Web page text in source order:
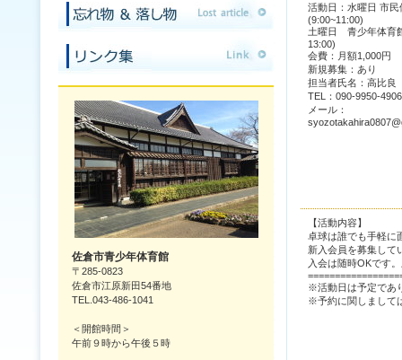
活動日：水曜日 市民
(9:00~11:00)
土曜日 青少年体
13:00)
会費：月額1,000円
新規募集：あり
担当者氏名：高比良
TEL：090-9950-4906
メール：
【活動内容】
卓球は誰でも手軽に
新入会員を募集して
入会は随時OKです
※活動日は予定であ
※予約に関しまし
佐倉市青少年体育館
〒285-0823
佐倉市江原新田54番地
TEL.043-486-1041
＜開館時間＞
午前９時から午後５時